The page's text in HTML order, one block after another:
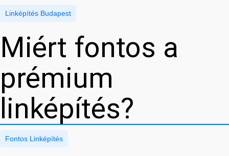
Linképítés Budapest
Miért fontos a
prémium
linképítés?
Fontos Linképítés